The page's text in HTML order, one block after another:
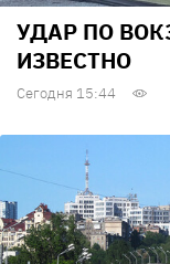
УДАР ПО
ИЗВЕСТНО
Сегодня 15:44